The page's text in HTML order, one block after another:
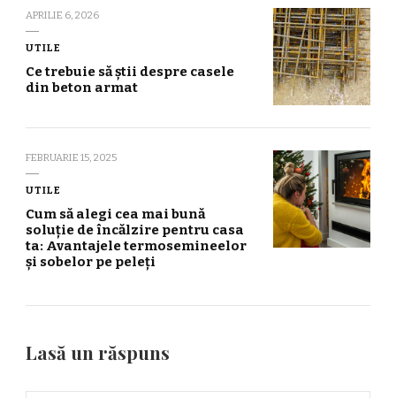
APRILIE 6, 2026
UTILE
Ce trebuie să știi despre casele
din beton armat
FEBRUARIE 15, 2025
UTILE
Cum să alegi cea mai bună
soluție de încălzire pentru casa
ta: Avantajele termosemineelor
și sobelor pe peleți
Lasă un răspuns